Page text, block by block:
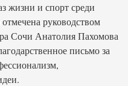
жизни и спорт среди
руководством
Сочи Анатолия Пахомова
письмо за